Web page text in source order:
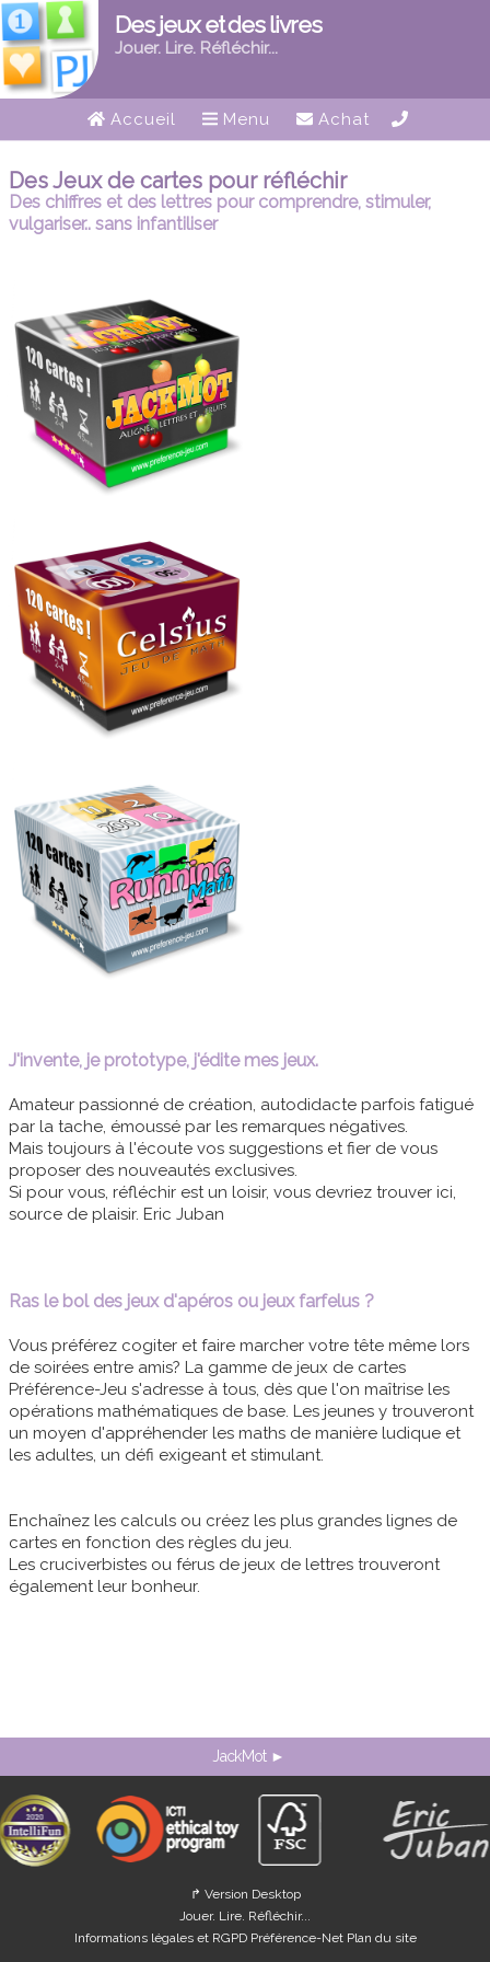
Des jeux et des livres
Jouer. Lire. Réfléchir...
Accueil Menu Achat
Des Jeux de cartes pour réfléchir
Des chiffres et des lettres pour comprendre, stimuler,
vulgariser.. sans infantiliser
J'invente, je prototype, j'édite mes jeux.
Amateur passionné de création, autodidacte parfois fatigué
par la tache, émoussé par les remarques négatives.
Mais toujours à l'écoute vos suggestions et fier de vous
proposer des nouveautés exclusives.
Si pour vous, réfléchir est un loisir, vous devriez trouver ici,
source de plaisir. Eric Juban
Ras le bol des jeux d'apéros ou jeux farfelus ?
Vous préférez cogiter et faire marcher votre tête même lors
de soirées entre amis? La gamme de jeux de cartes
Préférence-Jeu s'adresse à tous, dès que l'on maîtrise les
opérations mathématiques de base. Les jeunes y trouveront
un moyen d'appréhender les maths de manière ludique et
les adultes, un défi exigeant et stimulant.
Enchaînez les calculs ou créez les plus grandes lignes de
cartes en fonction des règles du jeu.
Les cruciverbistes ou férus de jeux de lettres trouveront
également leur bonheur.
JackMot ►
↱ Version Desktop
Jouer. Lire. Réfléchir...
Informations légales et RGPD Préférence-Net Plan du site